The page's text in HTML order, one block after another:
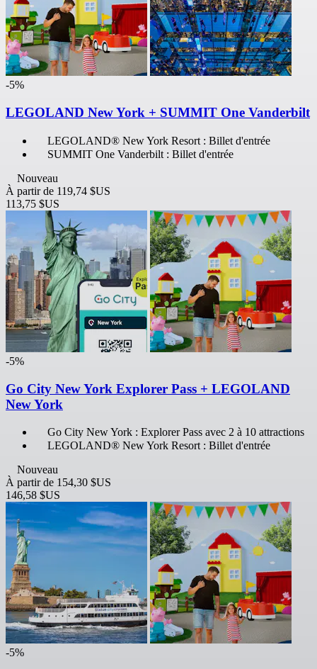
-5%
LEGOLAND New York + SUMMIT One Vanderbilt
LEGOLAND® New York Resort : Billet d'entrée
SUMMIT One Vanderbilt : Billet d'entrée
Nouveau
À partir de 119,74 $US
113,75 $US
-5%
Go City New York Explorer Pass + LEGOLAND
New York
Go City New York : Explorer Pass avec 2 à 10 attractions
LEGOLAND® New York Resort : Billet d'entrée
Nouveau
À partir de 154,30 $US
146,58 $US
-5%